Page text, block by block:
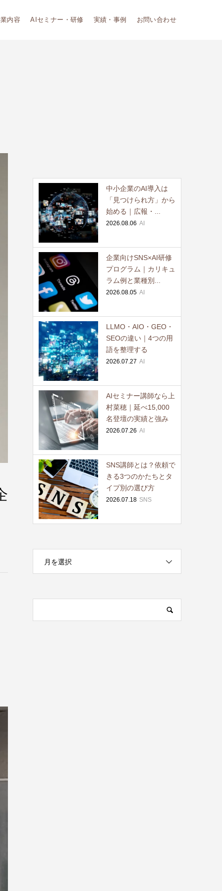
内容 AIセミナー・研修 実績・事例 お問い合わせ
中小企業のAI導入は
「見つけられ方」から
始める｜広報・...
2026.08.06 AI
企業向けSNS×AI研修
プログラム｜カリキュ
ラム例と業種別...
2026.08.05 AI
LLMO・AIO・GEO・
SEOの違い｜4つの用
語を整理する
2026.07.27 AI
AIセミナー講師なら上
村菜穂｜延べ15,000
名登壇の実績と強み
2026.07.26 AI
SNS講師とは？依頼で
きる3つのかたちとタ
イプ別の選び方
2026.07.18 SNS
月を選択